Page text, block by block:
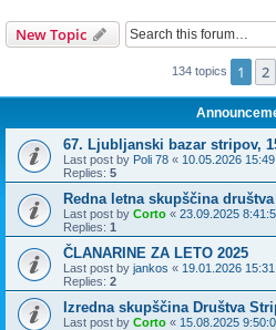
New Topic
134 topics 1 2
67. Ljubljanski bazar stripov,
Last post by Poli 78 « 10.05.2026
Replies: 5
Redna letna skupščina
Last post by Corto « 23.09.2025
Replies: 1
ČLANARINE ZA LETO 2025
Last post by jankos « 19.01.2026
Replies: 2
Izredna skupščina Društva
Last post by Corto « 15.08.2025